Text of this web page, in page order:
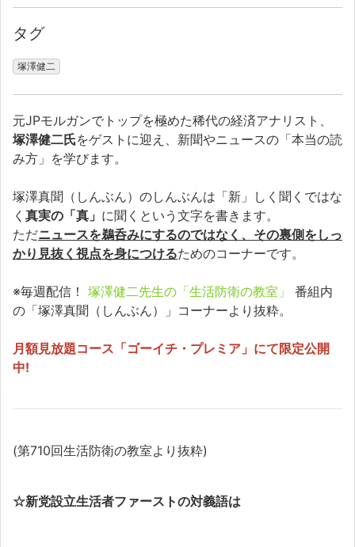
タグ
塚澤健二
元JPモルガンでトップを極めた稀代の経済アナリスト、
塚澤健二氏をゲストに迎え、新聞やニュースの「本当の読
み方」を学びます。
塚澤真聞（しんぶん）のしんぶんは「新」しく聞くではな
く 真実の「真」 に聞くという文字を書きます。
ただニュースを鵜呑みにするのではなく、その裏側をしっ
かり見抜く視点を身につけるためのコーナーです。
※毎週配信！ 塚澤健二先生の「生活防衛の教室」
番組内
の「塚澤真聞（しんぶん）」コーナーより抜粋。
月額見放題コース「ゴーイチ・プレミア」にて限定公開
中!
(第710回生活防衛の教室より抜粋)
☆新党設立生活者ファーストの対義語は